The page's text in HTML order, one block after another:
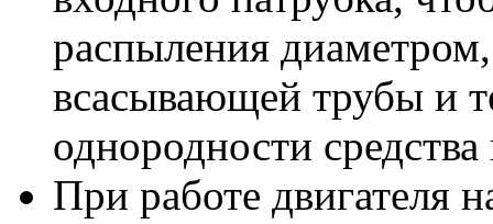
распыления
всасывающей трубы и
однородности
При работе двигателя